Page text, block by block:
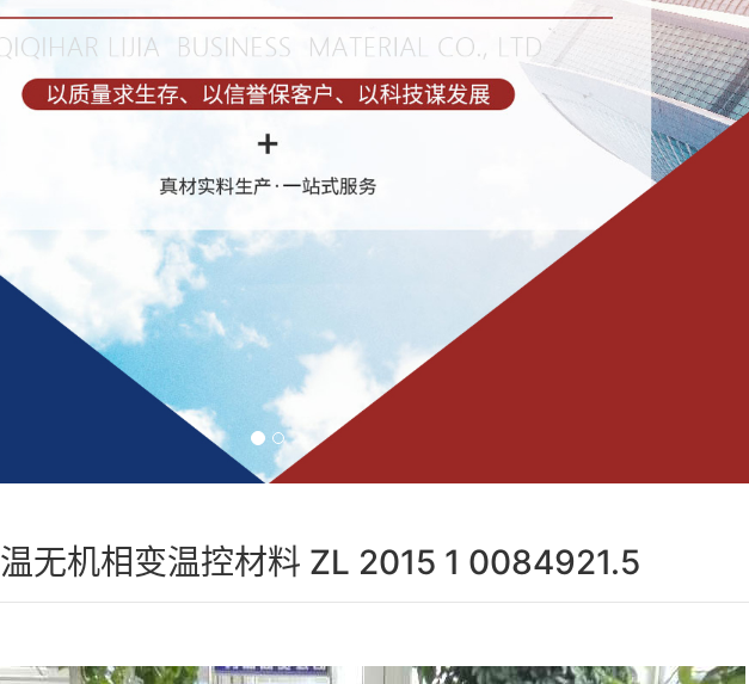
无机相变温控材料 ZL 2015 1 0084921.5